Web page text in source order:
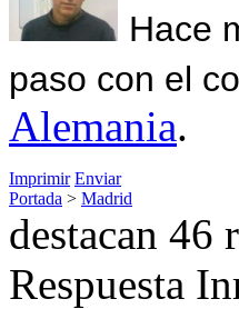
Hace
paso con el
Alemania.
Imprimir Enviar
Portada > Madrid
destacan 46
Respuesta